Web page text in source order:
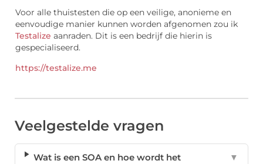
Voor alle thuistesten die op een veilige, anonieme en
eenvoudige manier kunnen worden afgenomen zou ik
Testalize aanraden. Dit is een bedrijf die hierin is
gespecialiseerd.
https://testalize.me
Veelgestelde vragen
Wat is een SOA en hoe wordt het
▼